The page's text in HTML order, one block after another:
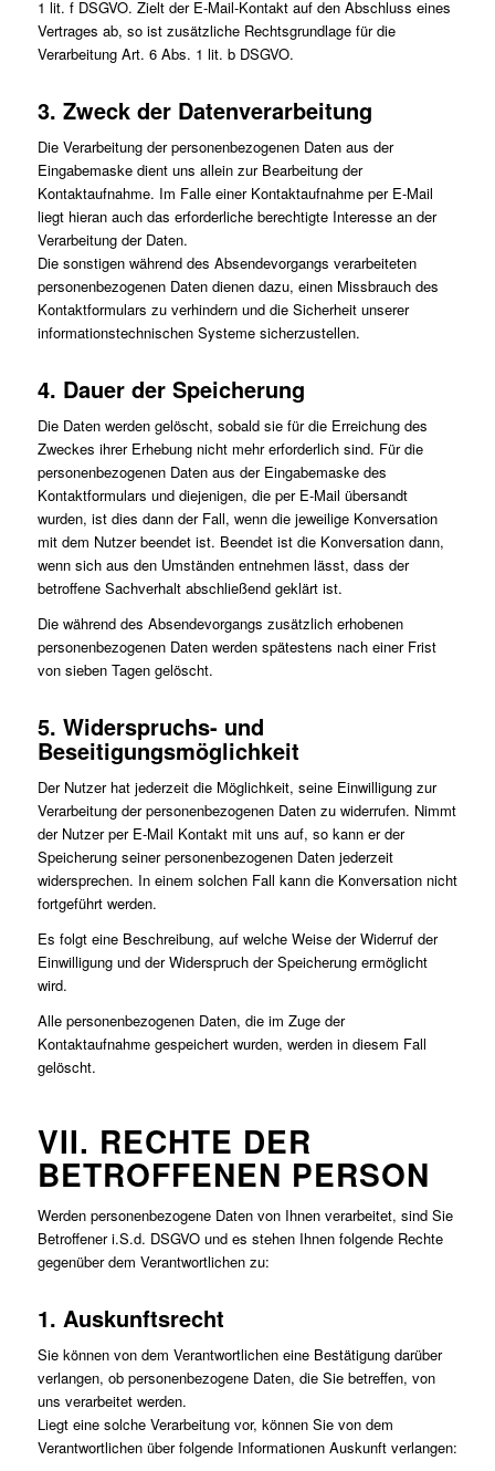
1 lit. f DSGVO. Zielt der E-Mail-Kontakt auf den Abschluss eines
Vertrages ab, so ist zusätzliche Rechtsgrundlage für die
Verarbeitung Art. 6 Abs. 1 lit. b DSGVO.
3. Zweck der Datenverarbeitung
Die Verarbeitung der personenbezogenen Daten aus der
Eingabemaske dient uns allein zur Bearbeitung der
Kontaktaufnahme. Im Falle einer Kontaktaufnahme per E-Mail
liegt hieran auch das erforderliche berechtigte Interesse an der
Verarbeitung der Daten.
Die sonstigen während des Absendevorgangs verarbeiteten
personenbezogenen Daten dienen dazu, einen Missbrauch des
Kontaktformulars zu verhindern und die Sicherheit unserer
informationstechnischen Systeme sicherzustellen.
4. Dauer der Speicherung
Die Daten werden gelöscht, sobald sie für die Erreichung des
Zweckes ihrer Erhebung nicht mehr erforderlich sind. Für die
personenbezogenen Daten aus der Eingabemaske des
Kontaktformulars und diejenigen, die per E-Mail übersandt
wurden, ist dies dann der Fall, wenn die jeweilige Konversation
mit dem Nutzer beendet ist. Beendet ist die Konversation dann,
wenn sich aus den Umständen entnehmen lässt, dass der
betroffene Sachverhalt abschließend geklärt ist.
Die während des Absendevorgangs zusätzlich erhobenen
personenbezogenen Daten werden spätestens nach einer Frist
von sieben Tagen gelöscht.
5. Widerspruchs- und
Beseitigungsmöglichkeit
Der Nutzer hat jederzeit die Möglichkeit, seine Einwilligung zur
Verarbeitung der personenbezogenen Daten zu widerrufen. Nimmt
der Nutzer per E-Mail Kontakt mit uns auf, so kann er der
Speicherung seiner personenbezogenen Daten jederzeit
widersprechen. In einem solchen Fall kann die Konversation nicht
fortgeführt werden.
Es folgt eine Beschreibung, auf welche Weise der Widerruf der
Einwilligung und der Widerspruch der Speicherung ermöglicht
wird.
Alle personenbezogenen Daten, die im Zuge der
Kontaktaufnahme gespeichert wurden, werden in diesem Fall
gelöscht.
VII. RECHTE DER
BETROFFENEN PERSON
Werden personenbezogene Daten von Ihnen verarbeitet, sind Sie
Betroffener i.S.d. DSGVO und es stehen Ihnen folgende Rechte
gegenüber dem Verantwortlichen zu:
1. Auskunftsrecht
Sie können von dem Verantwortlichen eine Bestätigung darüber
verlangen, ob personenbezogene Daten, die Sie betreffen, von
uns verarbeitet werden.
Liegt eine solche Verarbeitung vor, können Sie von dem
Verantwortlichen über folgende Informationen Auskunft verlangen: